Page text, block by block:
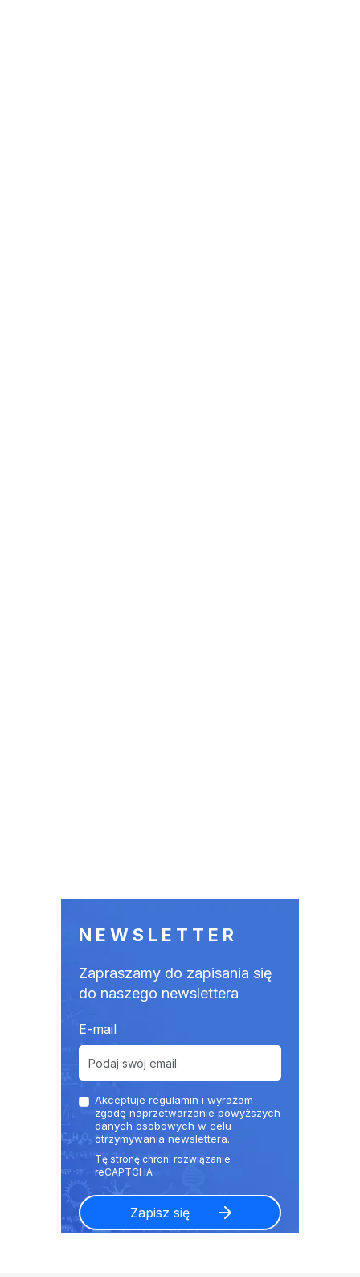
NEWSLETTER
Zapraszamy do zapisania się
do naszego newslettera
E-mail
Akceptuje regulamin i wyrażam
zgodę naprzetwarzanie powyższych
danych osobowych w celu
otrzymywania newslettera.